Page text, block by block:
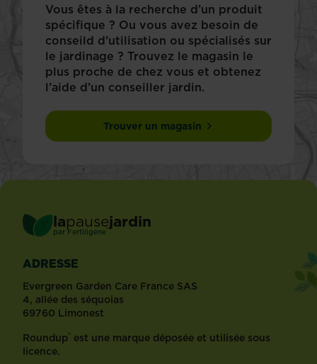
Vous êtes à la recherche d’un produit
spécifique ? Ou vous avez besoin de
conseild d’utilisation ou spécialisés sur
le jardinage ? Trouvez le magasin le
plus proche de chez vous et obtenez
l’aide d’un conseiller jardin.
Trouver un magasin
lapausejardin
par Fertiligène ®
ADRESSE
Evergreen Garden Care France SAS
4, allée des séquoias
69760 Limonest
Roundup® est une marque déposée et utilisée sous
licence.